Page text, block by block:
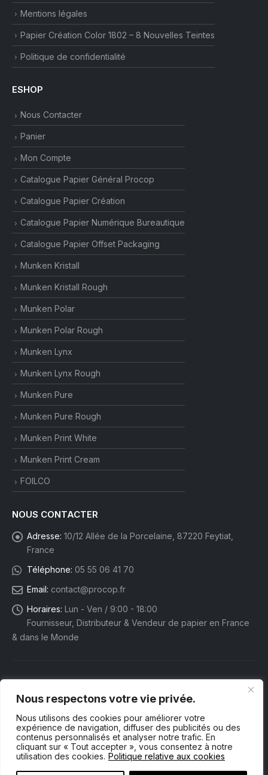
Nous respectons votre vie privée.
Nous utilisons des cookies pour améliorer votre
expérience de navigation, diffuser des publicités ou des
contenus personnalisés et analyser notre trafic. En
cliquant sur « Tout accepter », vous consentez à notre
utilisation des cookies. Politique relative aux cookies
Mentions légales
Papier Création Color 1802 – 8 Nouvelles Teintes
Politique de confidentialité
ESHOP
Nous Contacter
Panier
Mon Compte
Catalogue Papier Général Procop
Catalogue Papier Création
Catalogue Papier Numérique Bureautique
Catalogue Papier Offset Packaging
Munken Kristall
Munken Kristall Rough
Munken Polar
Munken Polar Rough
Munken Lynx
Munken Lynx Rough
Munken Pure
Munken Pure Rough
Munken Print White
Munken Print Cream
FOILCO
NOUS CONTACTER
Adresse: 10/12 Allée de la Porcelaine, 87220 Feytiat,
France
Téléphone: 05 55 06 41 70
Email: contact@procop.fr
Horaires: Lun - Ven / 9:00 - 18:00
Fournisseur, Distributeur & Vendeur de papier en France
& dans le Monde
Procop eShop. © 2025 Tous droits réservés.